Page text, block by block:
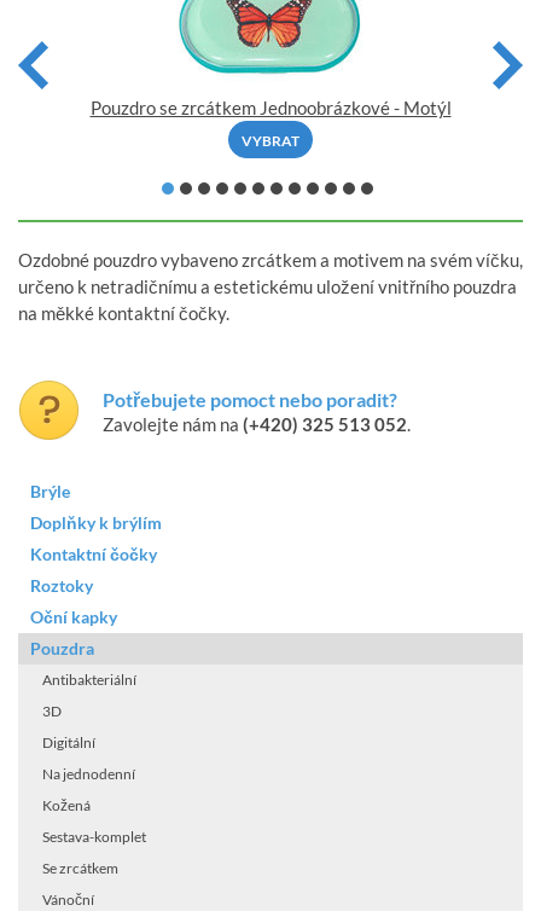
Pouzdro se zrcátkem Jednoobrázkové - Motýl
VYBRAT
Ozdobné pouzdro vybaveno zrcátkem a motivem na svém víčku,
určeno k netradičnímu a estetickému uložení vnitřního pouzdra
na měkké kontaktní čočky.
Potřebujete pomoct nebo poradit?
Zavolejte nám na (+420) 325 513 052.
Brýle
Doplňky k brýlím
Kontaktní čočky
Roztoky
Oční kapky
Pouzdra
Antibakteriální
3D
Digitální
Na jednodenní
Kožená
Sestava-komplet
Se zrcátkem
Vánoční